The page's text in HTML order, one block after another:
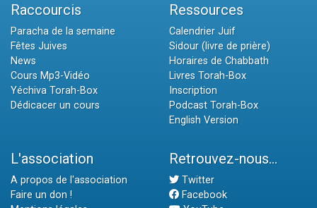
Raccourcis
Paracha de la semaine
Fêtes Juives
News
Cours Mp3-Vidéo
Yéchiva Torah-Box
Dédicacer un cours
Ressources
Calendrier Juif
Sidour (livre de prière)
Horaires de Chabbath
Livres Torah-Box
Inscription
Podcast Torah-Box
English Version
L'association
A propos de l'association
Faire un don !
Retrouvez-nous...
Twitter
Facebook